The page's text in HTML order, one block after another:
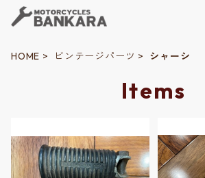
HOME ビンテージパーツ シャーシ
Items